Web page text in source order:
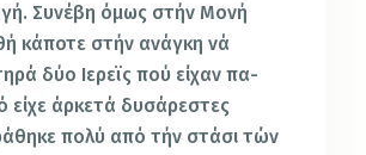
Συνέβη όμως στήν Μονή
κάποτε στήν ανάγκη νά
δύο Ιερεϊς πού είχαν πα­
είχε άρκετά δυσάρεστες
πολύ από τήν στάσι τών